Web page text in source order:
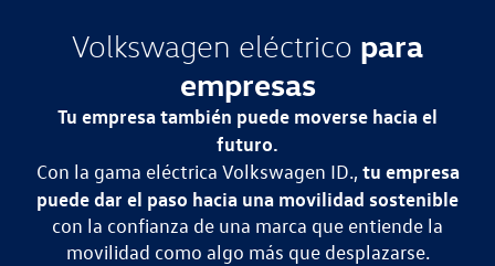
Volkswagen eléctrico para
empresas
Tu empresa también puede moverse hacia el
futuro.
Con la gama eléctrica Volkswagen ID., tu empresa
puede dar el paso hacia una movilidad sostenible
con la confianza de una marca que entiende la
movilidad como algo más que desplazarse.